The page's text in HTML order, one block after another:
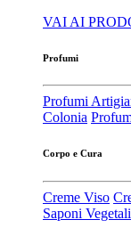
VAI AI
Profumi
Profumi
Colonia
Corpo e Cura
Creme Viso
Saponi Vegetali